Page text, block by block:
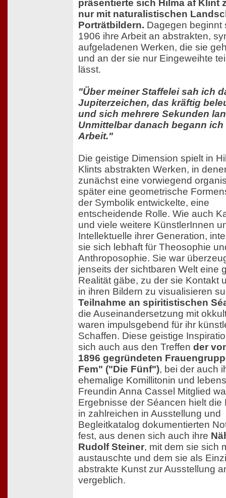
präsentierte sich Hilma af Klint
nur mit naturalistischen
Porträtbildern. Dagegen beginnt
1906 ihre Arbeit an abstrakten,
aufgeladenen Werken, die sie
und an der sie nur Eingeweihte
lässt.
"Über meiner Staffelei sah ich
Jupiterzeichen, das kräftig
und sich mehrere Sekunden
Unmittelbar danach begann ich
Arbeit."
Die geistige Dimension spielt in
Klints abstrakten Werken, in
zunächst eine vorwiegend
später eine geometrische
der Symbolik entwickelte, eine
entscheidende Rolle. Wie auch
und viele weitere KünstlerInnen
Intellektuelle ihrer Generation,
sie sich lebhaft für Theosophie
Anthroposophie. Sie war
jenseits der sichtbaren Welt eine
Realität gäbe, zu der sie Kontakt
in ihren Bildern zu visualisieren
Teilnahme an spiritistischen
die Auseinandersetzung mit
waren impulsgebend für ihr
Schaffen. Diese geistige
sich auch aus den Treffen der
1896 gegründeten
Fem" ("Die Fünf"), bei der auch
ehemalige Komillitonin und
Freundin Anna Cassel Mitglied
Ergebnisse der Séancen hielt die
in zahlreichen in Ausstellung und
Begleitkatalog dokumentierten
fest, aus denen sich auch ihre
Rudolf Steiner, mit dem sie sich
austauschte und dem sie als
abstrakte Kunst zur Ausstellung
vergeblich.